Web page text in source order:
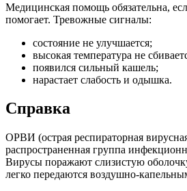
Медицинская помощь обязательна,
помогает. Тревожные сигналы:
состояние не улучшается;
высокая температура не
появился сильный кашель;
нарастает слабость и одышка.
Справка
ОРВИ (острая респираторная
распространенная группа
Вирусы поражают слизистую
легко передаются воздушно-